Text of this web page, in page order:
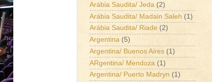
Arábia Saudita/ Jeda (2)
Arábia Saudita/ Madain Saleh (1)
Arábia Saudita/ Riade (2)
Argentina (5)
Argentina/ Buenos Aires (1)
ARgentina/ Mendoza (1)
Argentina/ Puerto Madryn (1)